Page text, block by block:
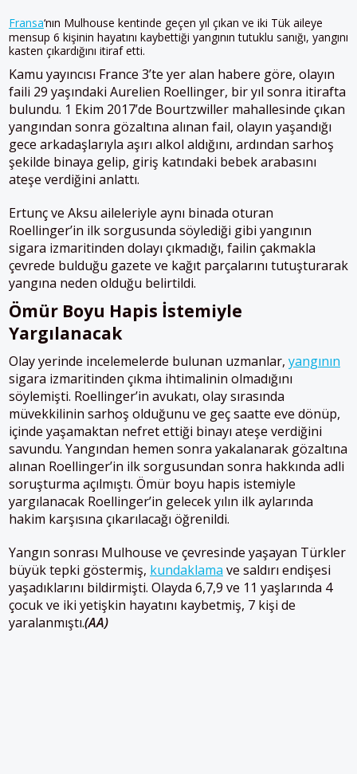
Fransa‘nın Mulhouse kentinde geçen yıl çıkan ve iki Tük aileye
mensup 6 kişinin hayatını kaybettiği yangının tutuklu sanığı, yangını
kasten çıkardığını itiraf etti.
Kamu yayıncısı France 3’te yer alan habere göre, olayın
faili 29 yaşındaki Aurelien Roellinger, bir yıl sonra itirafta
bulundu. 1 Ekim 2017’de Bourtzwiller mahallesinde çıkan
yangından sonra gözaltına alınan fail, olayın yaşandığı
gece arkadaşlarıyla aşırı alkol aldığını, ardından sarhoş
şekilde binaya gelip, giriş katındaki bebek arabasını
ateşe verdiğini anlattı.
Ertunç ve Aksu aileleriyle aynı binada oturan
Roellinger’in ilk sorgusunda söylediği gibi yangının
sigara izmaritinden dolayı çıkmadığı, failin çakmakla
çevrede bulduğu gazete ve kağıt parçalarını tutuşturarak
yangına neden olduğu belirtildi.
Ömür Boyu Hapis İstemiyle
Yargılanacak
Olay yerinde incelemelerde bulunan uzmanlar, yangının
sigara izmaritinden çıkma ihtimalinin olmadığını
söylemişti. Roellinger’in avukatı, olay sırasında
müvekkilinin sarhoş olduğunu ve geç saatte eve dönüp,
içinde yaşamaktan nefret ettiği binayı ateşe verdiğini
savundu. Yangından hemen sonra yakalanarak gözaltına
alınan Roellinger’in ilk sorgusundan sonra hakkında adli
soruşturma açılmıştı. Ömür boyu hapis istemiyle
yargılanacak Roellinger’in gelecek yılın ilk aylarında
hakim karşısına çıkarılacağı öğrenildi.
Yangın sonrası Mulhouse ve çevresinde yaşayan Türkler
büyük tepki göstermiş, kundaklama ve saldırı endişesi
yaşadıklarını bildirmişti. Olayda 6,7,9 ve 11 yaşlarında 4
çocuk ve iki yetişkin hayatını kaybetmiş, 7 kişi de
yaralanmıştı.(AA)